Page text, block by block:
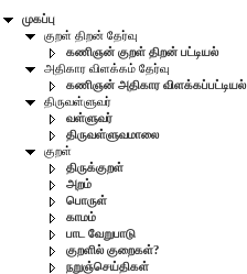
முகப்பு
குறள் திறன் தேர்வு
கணிஞன் குறள் திறன் பட்டியல்
அதிகார விளக்கம் தேர்வு
கணிஞன் அதிகார விளக்கப்பட்டியல்
திருவள்ளுவர்
வள்ளுவர்
திருவள்ளுவமாலை
குறள்
திருக்குறள்
அறம்
பொருள்
காமம்
பாட வேறுபாடு
குறளில் குறைகள்?
நறுஞ்செய்திகள்